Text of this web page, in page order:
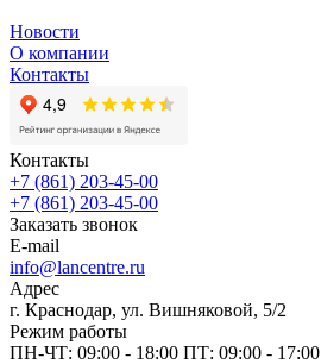
Новости
О компании
Контакты
Контакты
+7 (861) 203-45-00
+7 (861) 203-45-00
Заказать звонок
E-mail
info@lancentre.ru
Адрес
г. Краснодар, ул. Вишняковой, 5/2
Режим работы
ПН-ЧТ: 09:00 - 18:00 ПТ: 09:00 - 17:00